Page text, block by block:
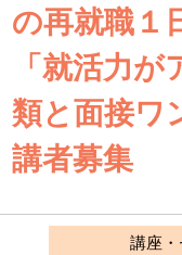
の再就職１
「就活力
類と面接ワ
講者募集
講座